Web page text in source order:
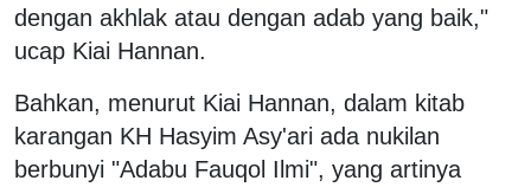
dengan akhlak atau dengan adab yang baik,"
ucap Kiai Hannan.
Bahkan, menurut Kiai Hannan, dalam kitab
karangan KH Hasyim Asy'ari ada nukilan
berbunyi "Adabu Fauqol Ilmi", yang artinya